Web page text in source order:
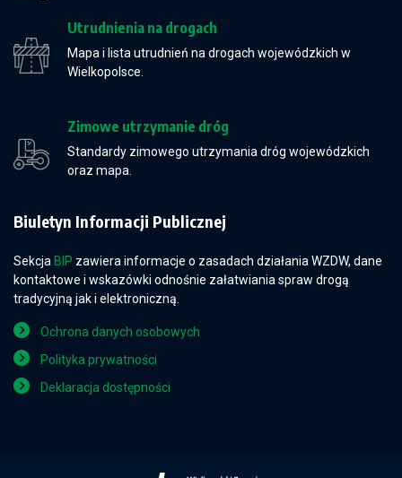
Utrudnienia na drogach
Mapa i lista utrudnień na drogach wojewódzkich w
Wielkopolsce.
Zimowe utrzymanie dróg
Standardy zimowego utrzymania dróg wojewódzkich
oraz mapa.
Biuletyn Informacji Publicznej
Sekcja BIP zawiera informacje o zasadach działania WZDW, dane
kontaktowe i wskazówki odnośnie załatwiania spraw drogą
tradycyjną jak i elektroniczną.
Ochrona danych osobowych
Polityka prywatności
Deklaracja dostępności